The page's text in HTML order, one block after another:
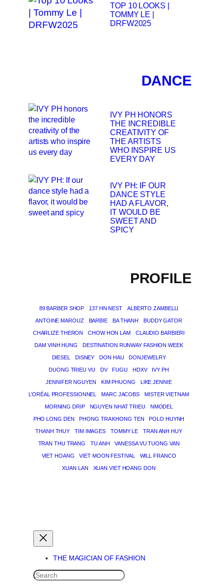
TOP 10 LOOKS |
TOMMY LE |
DRFW2025
DANCE
IVY PH HONORS
THE INCREDIBLE
CREATIVITY OF
THE ARTISTS
WHO INSPIRE US
EVERY DAY
IVY PH: IF OUR
DANCE STYLE
HAD A FLAVOR,
IT WOULD BE
SWEET AND
SPICY
PROFILE
89 BARBER SHOP 137 HN NEST ALBERTO ZAMBELLI
ANTOINE MAROUZ BARBIE BA THANH BUDDY GATOR
CHARLIZE THERON CHOW HON LAM CLAUDIO BARBIERI
DAM VINH HUNG DESTINATION RUNWAY FASHION WEEK
DIESEL DISNEY DON HAU DONJEWELRY
DUONG TRIEU VU DV FUGU HDXV IVY PH
JENNIFER NGUYEN KIM PHUONG LIKE JENNIE
L’ORÉAL PROFESSIONNEL MARC JACOBS MISTER VIETNAM
MORNING DRIP NGUYEN NHAT TRIEU NMODEL
PHO LONG DEN PHONG TRA KHONG TEN POLO HUYNH
THANH THUY TIM IMAGES TOMMY LE TRAN ANH HUY
TRAN THU TRANG TU ANH VANESSA VU TUONG VAN
VIET HOANG VIET MOON FESTIVAL WILL FRANCO
XUAN LAN XUAN VIET HOANG DON
THE MAGICIAN OF FASHION
SEARCH